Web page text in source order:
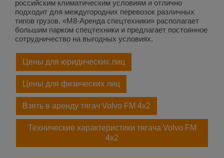
российским климатическим условиям и отлично
подходит для междугородних перевозок различных
типов грузов. «М8-Аренда спецтехники» располагает
большим парком спецтехники и предлагает постоянное
сотрудничество на выгодных условиях.
Цены для юридических лиц
Цены для физических лиц
Взять в аренду тягач Volvo FM 4x2
Технические характеристики тягача Volvo FM
4x2